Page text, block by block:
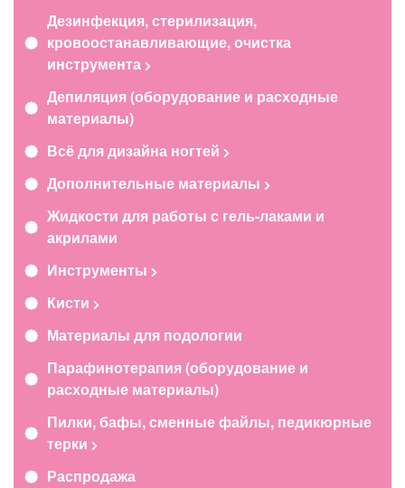
Дезинфекция, стерилизация,
кровоостанавливающие, очистка
инструмента
Депиляция (оборудование и расходные
материалы)
Всё для дизайна ногтей
Дополнительные материалы
Жидкости для работы с гель-лаками и
акрилами
Инструменты
Кисти
Материалы для подологии
Парафинотерапия (оборудование и
расходные материалы)
Пилки, бафы, сменные файлы, педикюрные
терки
Распродажа